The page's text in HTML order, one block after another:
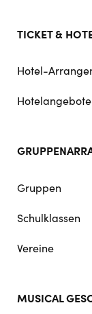
TICKET &
Hotel-
Gruppen
Schulklassen
Vereine
MUSICAL